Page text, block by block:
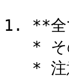
1. **全